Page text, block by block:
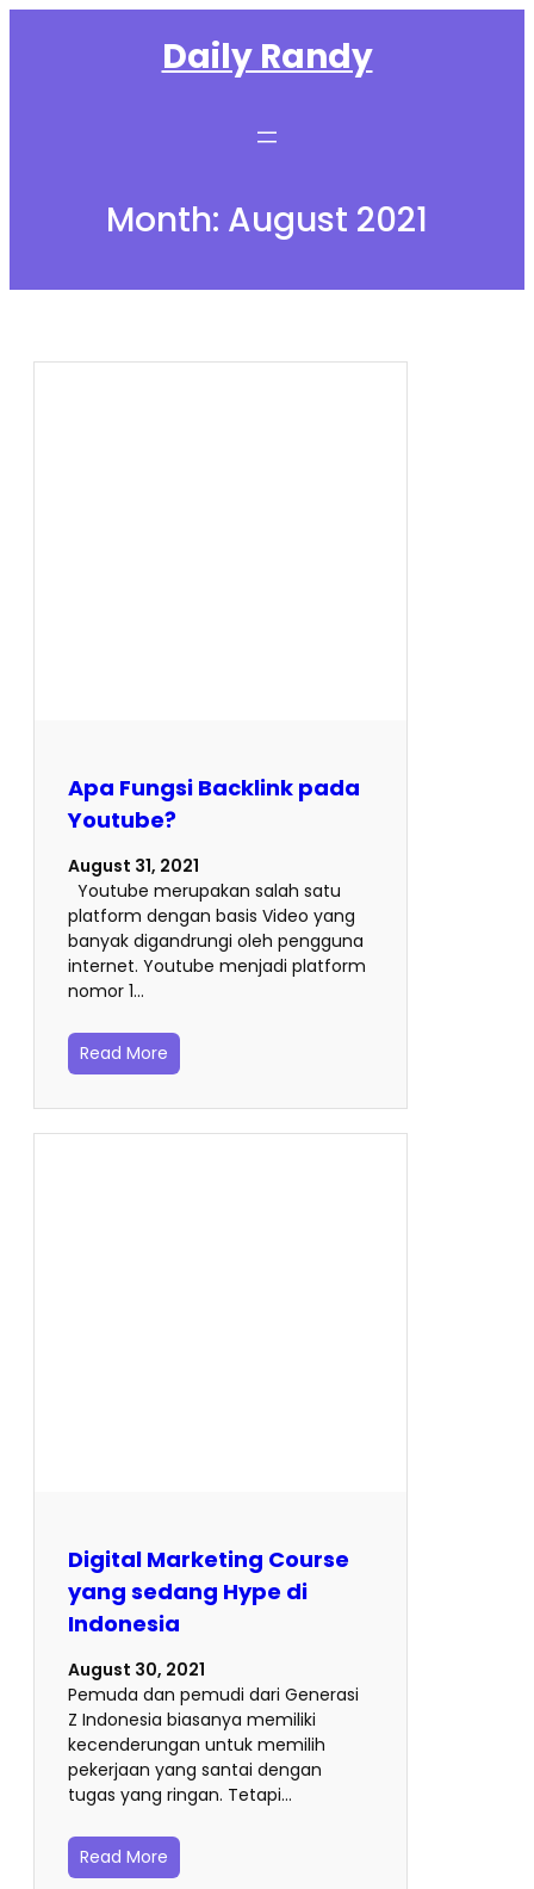
Daily Randy
Month: August 2021
Apa Fungsi Backlink pada
Youtube?
August 31, 2021
Youtube merupakan salah satu
platform dengan basis Video yang
banyak digandrungi oleh pengguna
internet. Youtube menjadi platform
nomor 1…
Read More
Digital Marketing Course
yang sedang Hype di
Indonesia
August 30, 2021
Pemuda dan pemudi dari Generasi
Z Indonesia biasanya memiliki
kecenderungan untuk memilih
pekerjaan yang santai dengan
tugas yang ringan. Tetapi…
Read More